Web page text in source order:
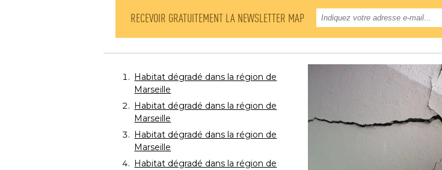
RECEVOIR GRATUITEMENT LA NEWSLETTER MAP
Habitat dégradé dans la région de
Marseille
Habitat dégradé dans la région de
Marseille
Habitat dégradé dans la région de
Marseille
Habitat dégradé dans la région de